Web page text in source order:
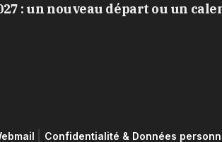
: un nouveau départ ou un
Confidentialité & Données